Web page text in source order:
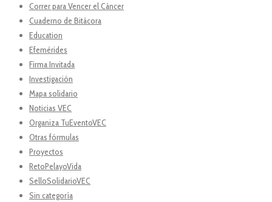
Correr para Vencer el Cáncer
Cuaderno de Bitácora
Education
Efemérides
Firma Invitada
Investigación
Mapa solidario
Noticias VEC
Organiza TuEventoVEC
Otras fórmulas
Proyectos
RetoPelayoVida
SelloSolidarioVEC
Sin categoría